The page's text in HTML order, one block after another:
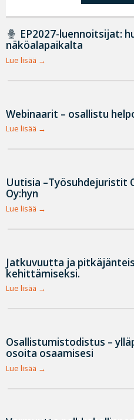
EP2027-luennoitsijat:
näköalapaikalta
Lue lisää
Webinaarit – osallistu
Lue lisää
Uutisia –Työsuhdejuristit
Oy:hyn
Lue lisää
Jatkuvuutta ja
kehittämiseksi.
Lue lisää
Osallistumistodistus –
osoita osaamisesi
Lue lisää